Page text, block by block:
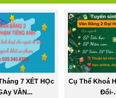
7 XÉT HỌc
VĂN...
Cụ Thể Khoá
Đổi-